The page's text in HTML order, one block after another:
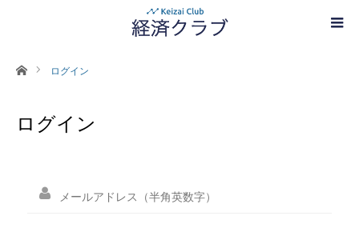
ホームログイン
ログイン